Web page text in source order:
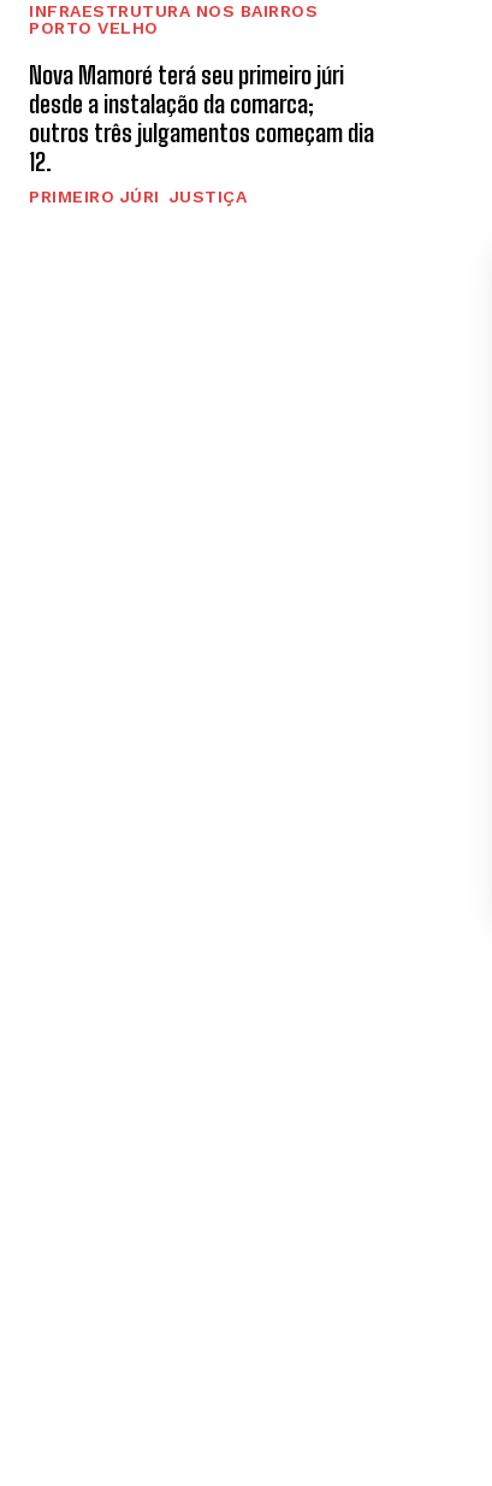
INFRAESTRUTURA NOS BAIRROS
PORTO VELHO
Nova Mamoré terá seu primeiro júri
desde a instalação da comarca;
outros três julgamentos começam dia
12.
PRIMEIRO JÚRI JUSTIÇA